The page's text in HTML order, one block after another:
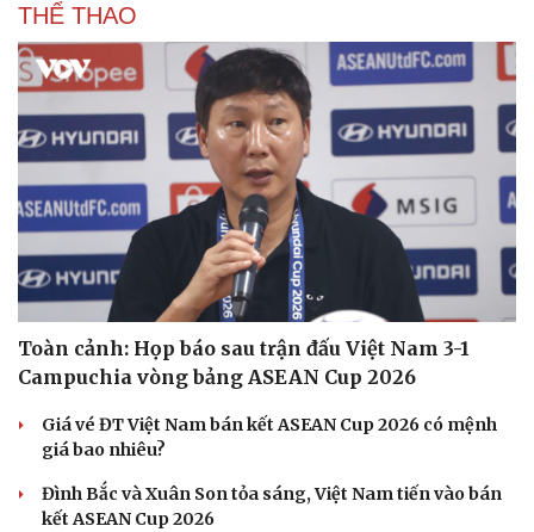
THỂ THAO
Toàn cảnh: Họp báo sau trận đấu Việt Nam 3-1
Campuchia vòng bảng ASEAN Cup 2026
Giá vé ĐT Việt Nam bán kết ASEAN Cup 2026 có mệnh
giá bao nhiêu?
Đình Bắc và Xuân Son tỏa sáng, Việt Nam tiến vào bán
kết ASEAN Cup 2026